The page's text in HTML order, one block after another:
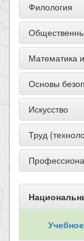
Филология
Математика
Основы
Искусство
Труд